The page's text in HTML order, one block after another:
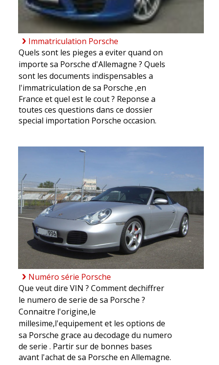
Immatriculation Porsche
Quels sont les pieges a eviter quand on
importe sa Porsche d'Allemagne ? Quels
sont les documents indispensables a
l'immatriculation de sa Porsche ,en
France et quel est le cout ? Reponse a
toutes ces questions dans ce dossier
special importation Porsche occasion.
Numéro série Porsche
Que veut dire VIN ? Comment dechiffrer
le numero de serie de sa Porsche ?
Connaitre l'origine,le
millesime,l'equipement et les options de
sa Porsche grace au decodage du numero
de serie . Partir sur de bonnes bases
avant l'achat de sa Porsche en Allemagne.